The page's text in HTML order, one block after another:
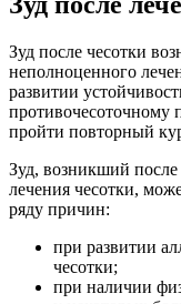
Зуд после чесотки
неполноценного
развитии
противочесоточному
пройти повторный
Зуд, возникший
лечения чесотки,
ряду причин:
при развитии
чесотки;
при наличии